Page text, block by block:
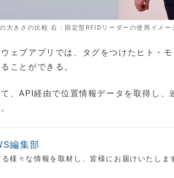
大きさの比較 右：固定型RFIDリーダーの使用イメー
ェブアプリでは、タグをつけたヒト・
ことができる。
、API経由で位置情報データを取得し
編集部
様々な情報を取材し、皆様にお届けいたしま